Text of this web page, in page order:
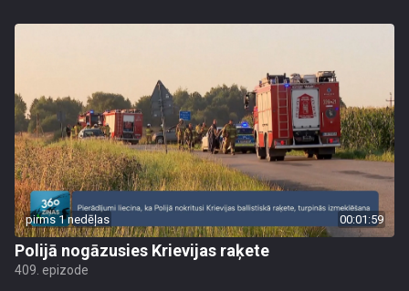
pirms 1 nedēļas 00:01:59
Polijā nogāzusies Krievijas raķete
409. epizode